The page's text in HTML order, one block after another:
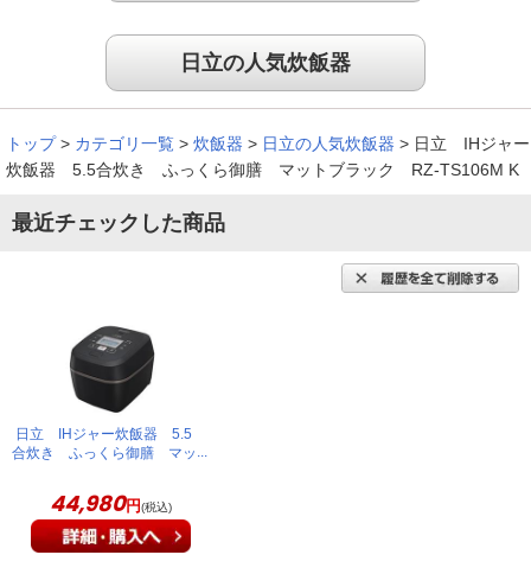
違いに驚き！
今まで使っていたのは特別な機能などは付いてない普通のもの
でした。別に不満もなく使っていましたが、初めてこれでご飯
食べているという実感が強く感じられました。
い
さっそく炊飯器の性能を確認しましたが、炊きあがったごはん
はもちもちとして、大変美味しくいただけました。本当に購入
日立の人気炊飯器
トップ > カテゴリ一覧 > 炊飯器 > 日立の人気炊飯器 > 日立 IHジャー
炊飯器 5.5合炊き ふっくら御膳 マットブラック RZ-TS106M K
最近チェックした商品
日立 IHジャー炊飯器 5.5
合炊き ふっくら御膳 マッ
44,980円(税込)